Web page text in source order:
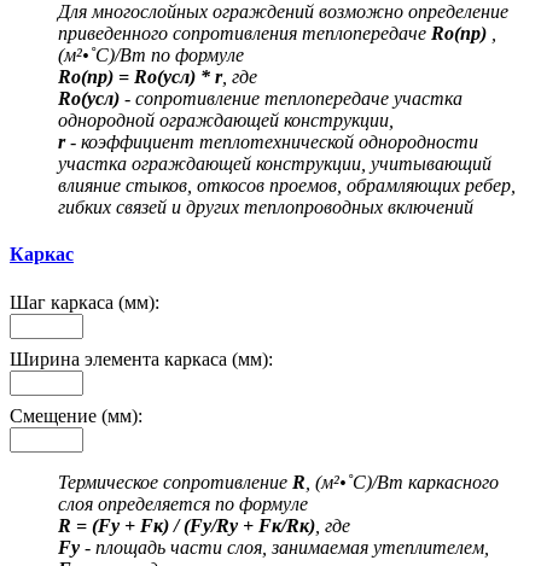
Для многослойных ограждений возможно определение
приведенного сопротивления теплопередаче Ro(пр)
(м²•˚С)/Вт по формуле
Ro(пр) = Ro(усл) * r, где
Ro(усл) - сопротивление теплопередаче участка
однородной ограждающей конструкции,
r- коэффициент теплотехнической однородности
участка ограждающей конструкции, учитывающий
влияние стыков, откосов проемов, обрамляющих ребер,
гибких связей и других теплопроводных включений
Каркас
Шаг каркаса (мм):
Ширина элемента каркаса (мм):
Смещение (мм):
Термическое сопротивление R , (м²•˚С)/Вт каркасного
слоя определяется по формуле
R = (Fу + Fк) / (Fу/Rу + Fк/Rк) , где
Fу - площадь части слоя, занимаемая утеплителем,